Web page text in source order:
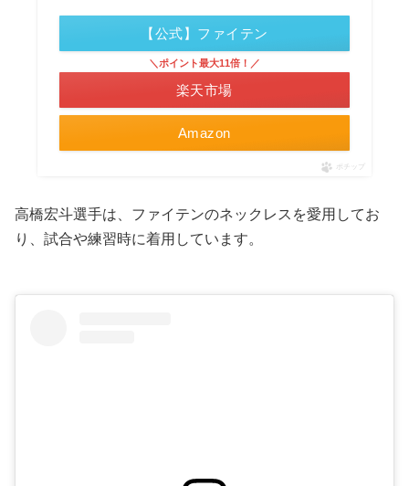
Amazon
＼ポイント最大11倍！／
楽天市場
【公式】ファイテン
ポチップ
高橋宏斗選手は、ファイテンのネックレスを愛用してお
り、試合や練習時に着用しています。